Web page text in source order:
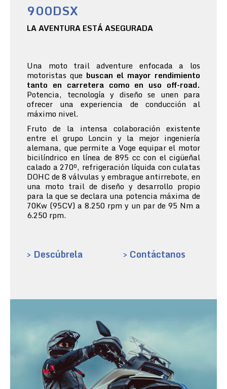
900DSX
LA AVENTURA ESTÁ ASEGURADA
Una moto trail adventure enfocada a los
motoristas que buscan el mayor rendimiento
tanto en carretera como en uso off-road.
Potencia, tecnología y diseño se unen para
ofrecer una experiencia de conducción al
máximo nivel.
Fruto de la intensa colaboración existente
entre el grupo Loncin y la mejor ingeniería
alemana, que permite a Voge equipar el motor
bicilíndrico en línea de 895 cc con el cigüeñal
calado a 270º, refrigeración líquida con culatas
DOHC de 8 válvulas y embrague antirrebote, en
una moto trail de diseño y desarrollo propio
para la que se declara una potencia máxima de
70Kw (95CV) a 8.250 rpm y un par de 95 Nm a
6.250 rpm.
> Descúbrela > Contáctanos